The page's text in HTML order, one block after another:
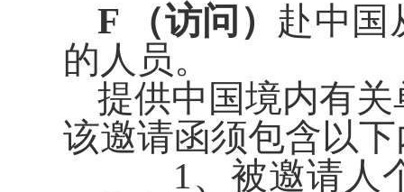
F （访问 ） 赴中国
的人员。
提供中国境内有
该邀请函须包含以
1、被邀请人个